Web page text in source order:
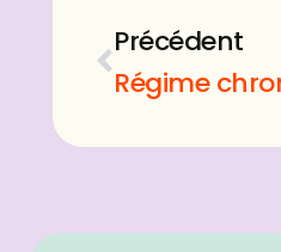
Précédent